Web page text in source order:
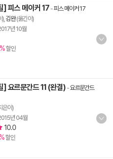
] 피스 메이커 17 -피스 메이커 17
), 김완(옮긴이)
년 10월
할인
요르문간드 11 (완결) -요르문간드
은이)
년 04월
10.0
할인